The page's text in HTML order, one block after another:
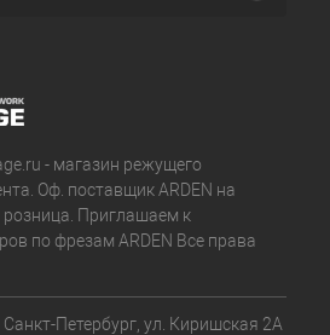
- магазин режущего
Оф. поставщик ARDEN на
Приглашаем к
по фрезам ARDEN Все права
Петербург, ул. Киришская 2А